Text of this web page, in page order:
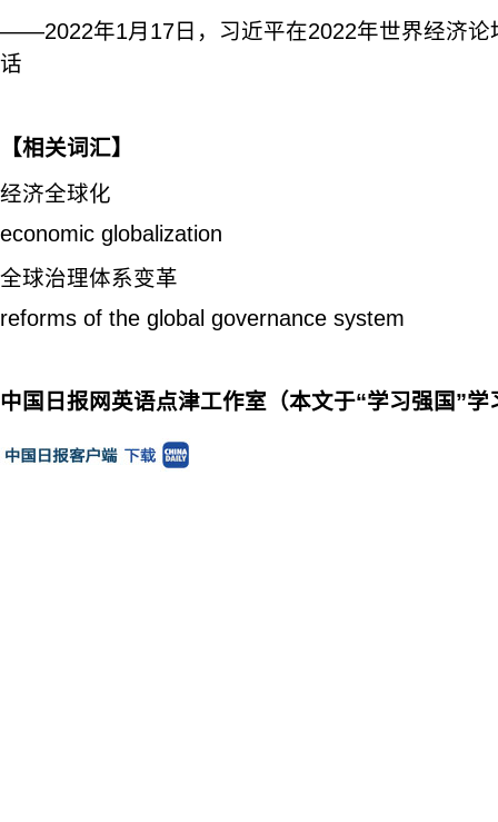
——2022年1月17日，习近平在2022年世界经济论
话
【相关词汇】
经济全球化
economic globalization
全球治理体系变革
reforms of the global governance system
中国日报网英语点津工作室（本文于“学习强国”学